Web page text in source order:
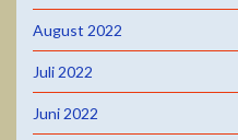
August 2022
Juli 2022
Juni 2022